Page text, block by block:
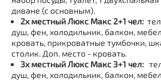
диване (с основным).
2х местный Люкс Макс 2+1 чел:
душ, фен, холодильник, балкон,
кровать, прикроватные тумбочки,
столик. Доп. место - кровать.
3х местный Люкс Макс 3+1 чел:
душ, фен, холодильник, балкон,